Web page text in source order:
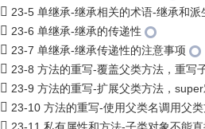
23-5 单继承-继承相关的术语-继承和派
23-6 单继承-继承的传递性
23-7 单继承-继承传递性的注意事项
23-8 方法的重写-覆盖父类方法，重写
23-9 方法的重写-扩展父类方法，
23-10 方法的重写-使用父类名调用父